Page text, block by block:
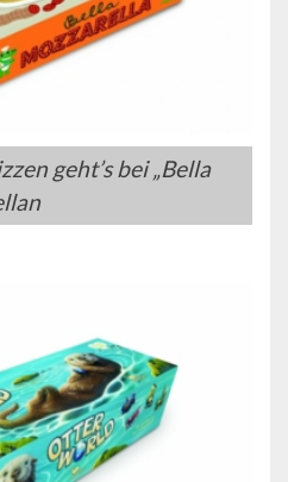
geht’s bei „Bella